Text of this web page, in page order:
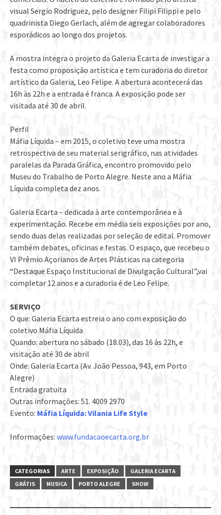
visual Sergio Rodriguez, pelo designer Filipi Filippi e pelo
quadrinista Diego Gerlach, além de agregar colaboradores
esporádicos ao longo dos projetos.
A mostra integra o projeto da Galeria Ecarta de investigar a
festa como proposição artística e tem curadoria do diretor
artístico da Galeria, Leo Felipe. A abertura acontecerá das
16h às 22h e a entrada é franca. A exposição pode ser
visitada até 30 de abril.
Perfil
Máfia Líquida – em 2015, o coletivo teve uma mostra
retrospectiva de seu material serigráfico, nas atividades
paralelas da Parada Gráfica, encontro promovido pelo
Museu do Trabalho de Porto Alegre. Neste ano a Máfia
Líquida completa dez anos.
Galeria Ecarta – dedicada à arte contemporânea e à
experimentação. Recebe em média seis exposições por ano,
sendo duas delas realizadas por seleção de edital. Promover
também debates, oficinas e festas. O espaço, que recebeu o
VI Prêmio Açorianos de Artes Plásticas na categoria
“Destaque Espaço Institucional de Divulgação Cultural”,vai
completar 12 anos e a curadoria é de Leo Felipe.
SERVIÇO
O que: Galeria Ecarta estreia o ano com exposição do
coletivo Máfia Líquida
Quando: abertura no sábado (18.03), das 16 às 22h, e
visitação até 30 de abril
Onde: Galeria Ecarta (Av. João Pessoa, 943, em Porto
Alegre)
Entrada gratuita
Outras informações: 51. 4009 2970
Evento: Máfia Líquida: Vilania Life Style
Informações: www.fundacaoecarta.org.br
CATEGORIAS ARTE EXPOSIÇÃO
GALERIA ECARTA
GRÁTIS
MUSICA PORTO ALEGRE SHOW